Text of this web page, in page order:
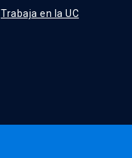
Trabaja en la UC